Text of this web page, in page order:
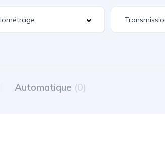
Automatique (0)